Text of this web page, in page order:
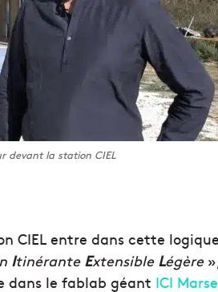
devant la station CIEL
CIEL entre dans cette
Itinérante Extensible Légère
dans le fablab géant ICI